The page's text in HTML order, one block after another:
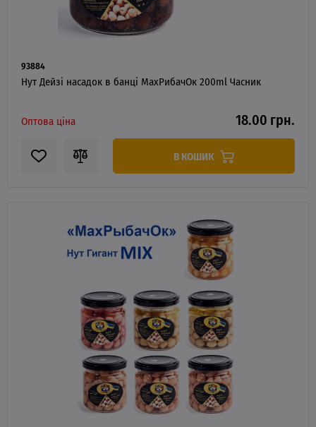
93884
Нут Дейзі насадок в банці MaxРибачОк 200ml Часник
Оптова ціна 18.00 грн.
В КОШИК